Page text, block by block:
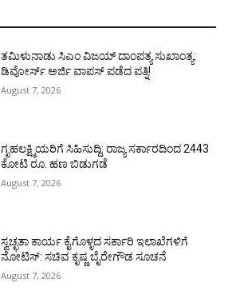
ತಮಿಳುನಾಡು ಸಿಎಂ ವಿಜಯ್‌ ದಾಂಪತ್ಯ ಸುಖಾಂತ್ಯ:
ಡಿವೋರ್ಸ್‌ ಅರ್ಜಿ ವಾಪಸ್‌ ಪಡೆದ ಪತ್ನಿ!
August 7, 2026
ಗೃಹಲಕ್ಷ್ಮಿಯರಿಗೆ ಸಿಹಿಸುದ್ದಿ: ರಾಜ್ಯ ಸರ್ಕಾರದಿಂದ 2443
ಕೋಟಿ ರೂ. ಹಣ ಬಿಡುಗಡೆ
August 7, 2026
ಸ್ವಚ್ಛತಾ ಕಾರ್ಯ ಕೈಗೊಳ್ಳದ ಸರ್ಕಾರಿ ಇಲಾಖೆಗಳಿಗೆ
ನೋಟಿಸ್: ಸಚಿವ ಕೃಷ್ಣ ಬೈರೇಗೌಡ ಸೂಚನೆ
August 7, 2026